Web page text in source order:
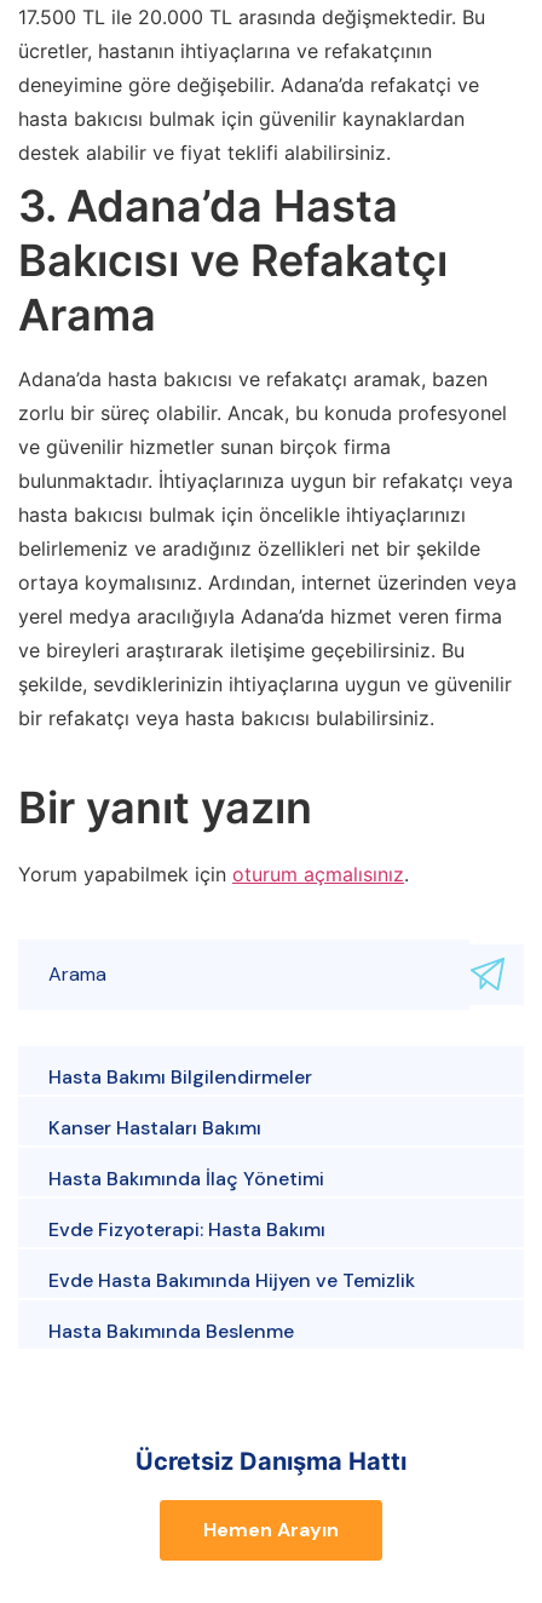
17.500 TL ile 20.000 TL arasında değişmektedir. Bu
ücretler, hastanın ihtiyaçlarına ve refakatçının
deneyimine göre değişebilir. Adana’da refakatçi ve
hasta bakıcısı bulmak için güvenilir kaynaklardan
destek alabilir ve fiyat teklifi alabilirsiniz.
3. Adana’da Hasta
Bakıcısı ve Refakatçı
Arama
Adana’da hasta bakıcısı ve refakatçı aramak, bazen
zorlu bir süreç olabilir. Ancak, bu konuda profesyonel
ve güvenilir hizmetler sunan birçok firma
bulunmaktadır. İhtiyaçlarınıza uygun bir refakatçı veya
hasta bakıcısı bulmak için öncelikle ihtiyaçlarınızı
belirlemeniz ve aradığınız özellikleri net bir şekilde
ortaya koymalısınız. Ardından, internet üzerinden veya
yerel medya aracılığıyla Adana’da hizmet veren firma
ve bireyleri araştırarak iletişime geçebilirsiniz. Bu
şekilde, sevdiklerinizin ihtiyaçlarına uygun ve güvenilir
bir refakatçı veya hasta bakıcısı bulabilirsiniz.
Bir yanıt yazın
Yorum yapabilmek için oturum açmalısınız.
Hasta Bakımı Bilgilendirmeler
Kanser Hastaları Bakımı
Hasta Bakımında İlaç Yönetimi
Evde Fizyoterapi: Hasta Bakımı
Evde Hasta Bakımında Hijyen ve Temizlik
Hasta Bakımında Beslenme
Ücretsiz Danışma Hattı
Hemen Arayın